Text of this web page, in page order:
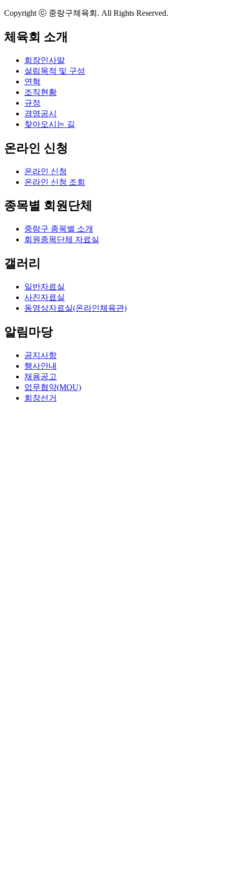
Copyright ⓒ 중랑구체육회. All Rights Reserved.
체육회 소개
회장인사말
설립목적 및 구성
연혁
조직현황
규정
경영공시
찾아오시는 길
온라인 신청
온라인 신청
온라인 신청 조회
종목별 회원단체
중랑구 종목별 소개
회원종목단체 자료실
갤러리
일반자료실
사진자료실
동영상자료실(온라인체육관)
알림마당
공지사항
행사안내
채용공고
업무협약(MOU)
회장선거